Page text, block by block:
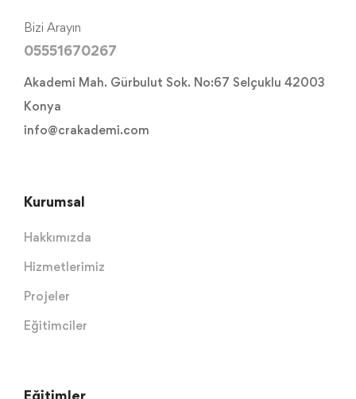
Bizi Arayın
05551670267
Akademi Mah. Gürbulut Sok. No:67 Selçuklu 42003
Konya
info@crakademi.com
Kurumsal
Hakkımızda
Hizmetlerimiz
Projeler
Eğitimciler
Eğitimler